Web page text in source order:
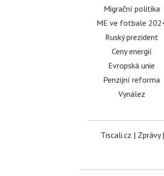
Migrační politika
ME ve fotbale
Ruský prezident
Ceny energií
Evropská unie
Penzijní reforma
Vynález
Tiscali.cz | Zprávy|